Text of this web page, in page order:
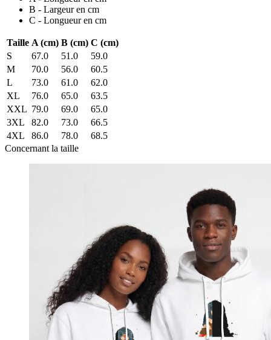
B - Largeur en cm
C - Longueur en cm
Taille A (cm) B (cm) C (cm)
S
67.0 51.0
59.0
M
70.0 56.0
60.5
L
73.0 61.0
62.0
XL
76.0 65.0
63.5
XXL 79.0 69.0
65.0
3XL
82.0 73.0
66.5
4XL
86.0 78.0
68.5
Concernant la taille